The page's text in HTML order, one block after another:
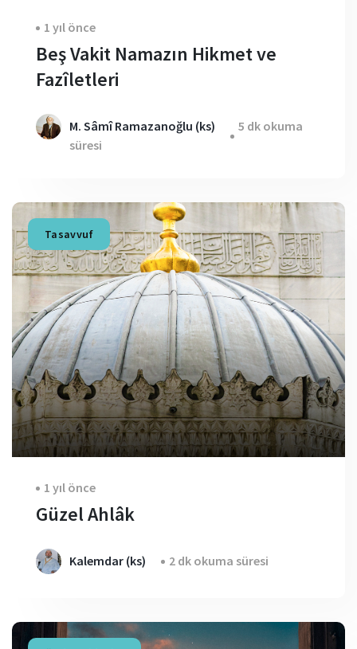
1 yıl önce
Beş Vakit Namazın Hikmet ve
Fazîletleri
M. Sâmî Ramazanoğlu (ks)
5 dk okuma
süresi
Tasavvuf
1 yıl önce
Güzel Ahlâk
Kalemdar (ks) 2 dk okuma süresi